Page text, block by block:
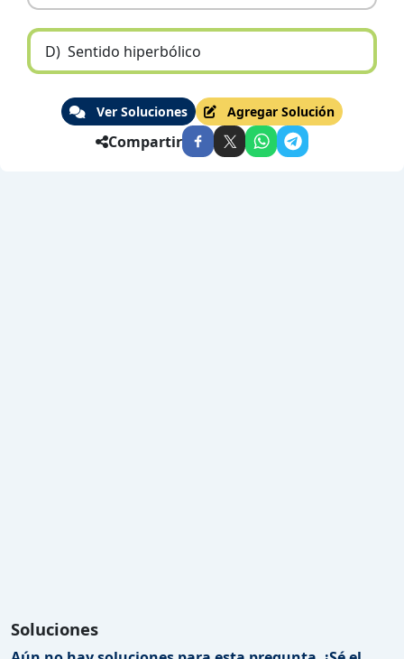
D) Sentido hiperbólico
Ver Soluciones Agregar Solución
Compartir
Soluciones